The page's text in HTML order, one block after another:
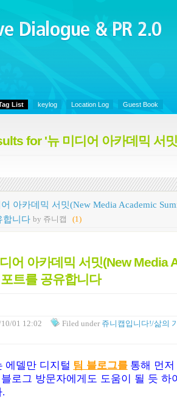
Dialogue &
List keylog Location Log Guest Book
for '뉴 미디어 아카데믹 서
아카데믹 서밋(New Media Academic
합니다 by 쥬니캡 (1)
어 아카데믹 서밋(New Media
트를 공유합니다
01 12:02 Filed under 쥬니캡입니다!/삶의
에델만 디지털 팀 블로그를통해 먼저
로그 방문자에게도 도움이 될 듯 하